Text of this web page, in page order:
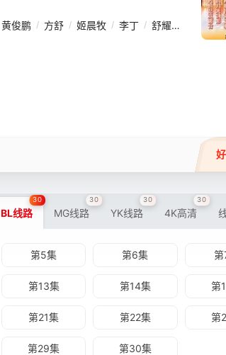
黄俊鹏 / 方舒 / 姬晨牧 / 李丁 / 舒耀瑄
金莉莉
BL线路
30
MG线路
30
YK线路
30
4K高清
30
第5集 第6集 第
第13集 第14集 第
第21集 第22集 第
第29集 第30集